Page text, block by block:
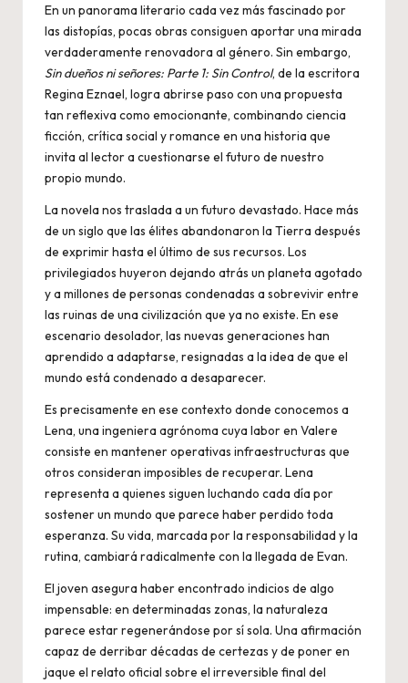
En un panorama literario cada vez más fascinado por
las distopías, pocas obras consiguen aportar una mirada
verdaderamente renovadora al género. Sin embargo,
Sin dueños ni señores: Parte 1: Sin Control, de la escritora
Regina Eznael, logra abrirse paso con una propuesta
tan reflexiva como emocionante, combinando ciencia
ficción, crítica social y romance en una historia que
invita al lector a cuestionarse el futuro de nuestro
propio mundo.
La novela nos traslada a un futuro devastado. Hace más
de un siglo que las élites abandonaron la Tierra después
de exprimir hasta el último de sus recursos. Los
privilegiados huyeron dejando atrás un planeta agotado
y a millones de personas condenadas a sobrevivir entre
las ruinas de una civilización que ya no existe. En ese
escenario desolador, las nuevas generaciones han
aprendido a adaptarse, resignadas a la idea de que el
mundo está condenado a desaparecer.
Es precisamente en ese contexto donde conocemos a
Lena, una ingeniera agrónoma cuya labor en Valere
consiste en mantener operativas infraestructuras que
otros consideran imposibles de recuperar. Lena
representa a quienes siguen luchando cada día por
sostener un mundo que parece haber perdido toda
esperanza. Su vida, marcada por la responsabilidad y la
rutina, cambiará radicalmente con la llegada de Evan.
El joven asegura haber encontrado indicios de algo
impensable: en determinadas zonas, la naturaleza
parece estar regenerándose por sí sola. Una afirmación
capaz de derribar décadas de certezas y de poner en
jaque el relato oficial sobre el irreversible final del